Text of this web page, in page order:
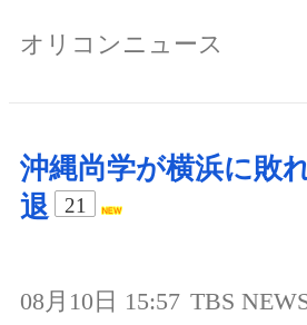
オリコンニュース
沖縄尚学が横浜に敗
退
21
08月10日 15:57 TBS